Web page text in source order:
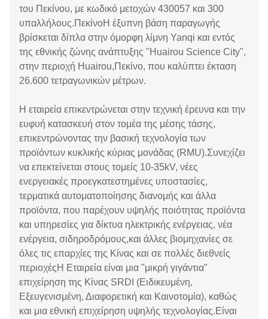
του Πεκίνου, με κωδικό μετοχών 430057 και 300
υπαλλήλους.ΠεκίνοΗ έξυπνη βάση παραγωγής
βρίσκεται δίπλα στην όμορφη λίμνη Yanqi και εντός
της εθνικής ζώνης ανάπτυξης "Huairou Science City",
στην περιοχή Huairou,Πεκίνο, που καλύπτει έκταση
26.600 τετραγωνικών μέτρων.
Η εταιρεία επικεντρώνεται στην τεχνική έρευνα και την
ευφυή κατασκευή στον τομέα της μέσης τάσης,
επικεντρώνοντας την βασική τεχνολογία των
προϊόντων κυκλικής κύριας μονάδας (RMU).Συνεχίζει
να επεκτείνεται στους τομείς 10-35kV, νέες
ενεργειακές προεγκατεστημένες υποστασίες,
τερματικά αυτοματοποίησης διανομής και άλλα
προϊόντα, που παρέχουν υψηλής ποιότητας προϊόντα
και υπηρεσίες για δίκτυα ηλεκτρικής ενέργειας, νέα
ενέργεια, σιδηροδρόμους,και άλλες βιομηχανίες σε
όλες τις επαρχίες της Κίνας και σε πολλές διεθνείς
περιοχέςΗ Εταιρεία είναι μια "μικρή γιγάντια"
επιχείρηση της Κίνας SRDI (Ειδικευμένη,
Εξευγενισμένη, Διαφορετική και Καινοτομία), καθώς
και μια εθνική επιχείρηση υψηλής τεχνολογίας.Είναι